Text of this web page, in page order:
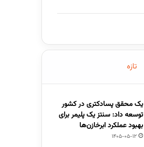
تازه
یک محقق پسادکتری در کشور
توسعه داد: سنتز یک پلیمر برای
بهبود عملکرد ابرخازن‌ها
1405-05-12